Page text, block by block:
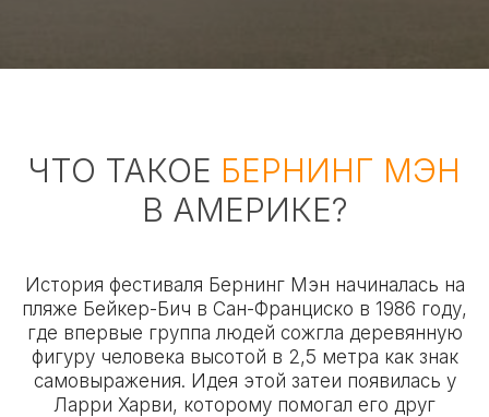
ЧТО ТАКОЕ БЕРНИНГ МЭН
В АМЕРИКЕ?
История фестиваля Бернинг Мэн начиналась на
пляже Бейкер-Бич в Сан-Франциско в 1986 году,
где впервые группа людей сожгла деревянную
фигуру человека высотой в 2,5 метра как знак
самовыражения. Идея этой затеи появилась у
Ларри Харви, которому помогал его друг